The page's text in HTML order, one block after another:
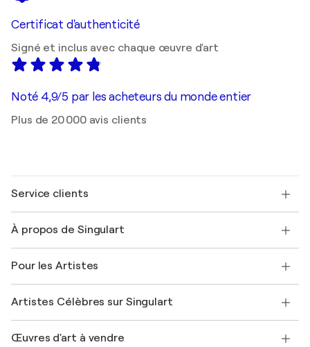
Certificat d'authenticité
Signé et inclus avec chaque œuvre d'art
Noté 4,9/5 par les acheteurs du monde entier
Plus de 20 000 avis clients
Service clients
Expédition
Offrir une carte cadeau
Rejoignez notre programme commercial
Mon compte
+33 1 76 44 06 42
À propos de Singulart
FAQ
Magazine Singulart
Emplois
Découvrez une sélection d'art original
Pour les Artistes
Se connecter en tant qu'Artiste
Artistes Célèbres sur Singulart
Marc Chagall
Œuvres d'art à vendre